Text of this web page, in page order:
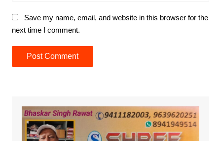
Save my name, email, and website in this browser for the
next time I comment.